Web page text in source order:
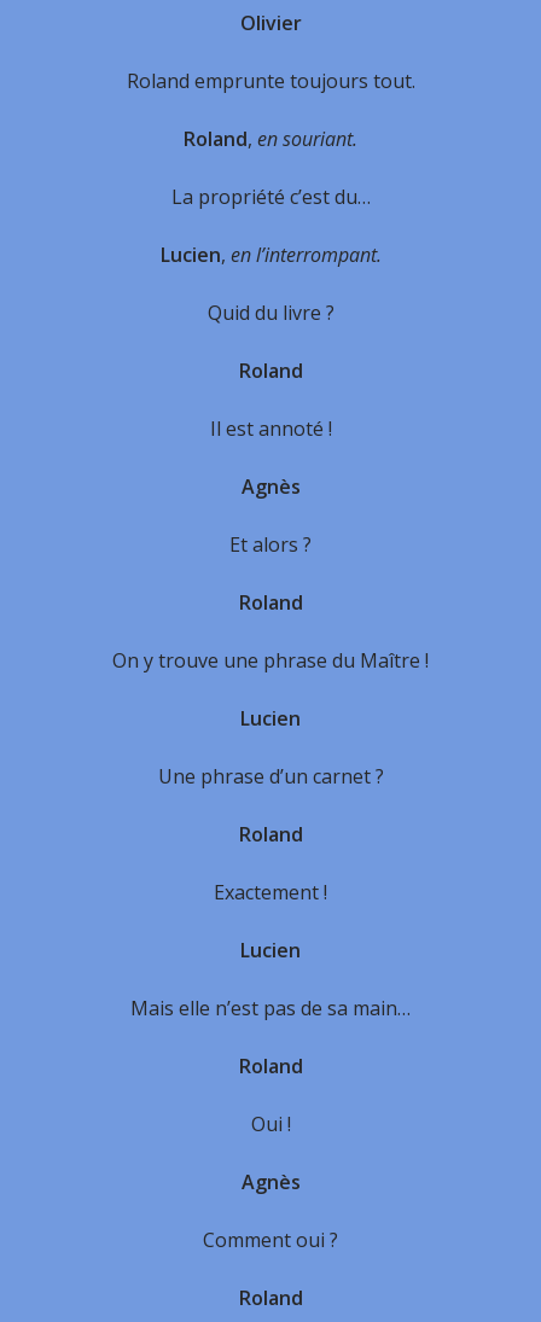
Olivier
Roland emprunte toujours tout.
Roland, en souriant.
La propriété c’est du…
Lucien, en l’interrompant.
Quid du livre ?
Roland
Il est annoté !
Agnès
Et alors ?
Roland
On y trouve une phrase du Maître !
Lucien
Une phrase d’un carnet ?
Roland
Exactement !
Lucien
Mais elle n’est pas de sa main…
Roland
Oui !
Agnès
Comment oui ?
Roland